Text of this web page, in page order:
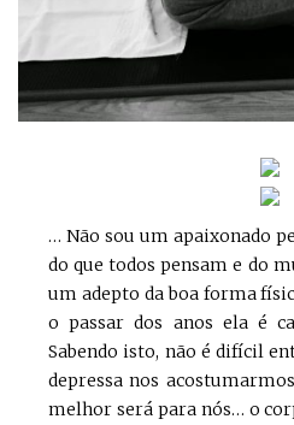
… Não sou um apaixonado
do que todos pensam e do
um adepto da boa forma
o passar dos anos ela é
Sabendo isto, não é difícil
depressa nos
melhor será para nós… o